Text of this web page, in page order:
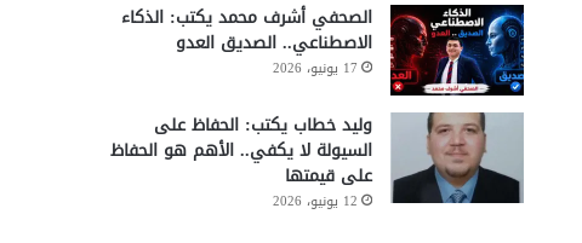
الصحفي أشرف محمد يكتب: الذكاء
الاصطناعي.. الصديق العدو
17 يونيو، 2026
وليد خطاب يكتب: الحفاظ على
السيولة لا يكفي.. الأهم هو الحفاظ
على قيمتها
12 يونيو، 2026